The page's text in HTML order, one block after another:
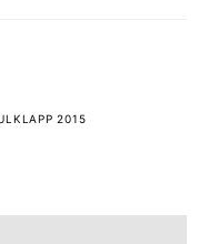
2015